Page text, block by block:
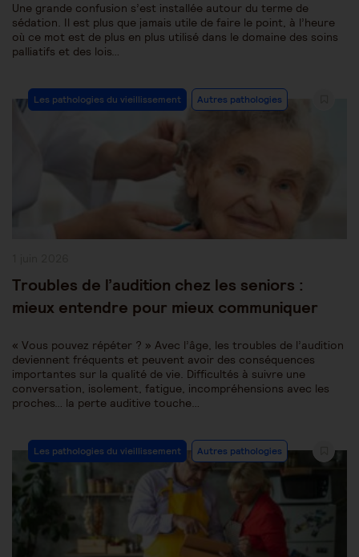
Une grande confusion s’est installée autour du terme de
sédation. Il est plus que jamais utile de faire le point, à l’heure
où ce mot est de plus en plus utilisé dans le domaine des soins
palliatifs et des lois…
Post
Category:
Les pathologies du vieillissement Autres pathologies
Troubles de l’audition chez les seniors :
mieux entendre pour mieux communiquer
« Vous pouvez répéter ? » Avec l’âge, les troubles de l’audition
deviennent fréquents et peuvent avoir des conséquences
importantes sur la qualité de vie. Difficultés à suivre une
conversation, isolement, fatigue, incompréhensions avec les
proches… la perte auditive touche…
Post
Category:
Les pathologies du vieillissement Autres pathologies